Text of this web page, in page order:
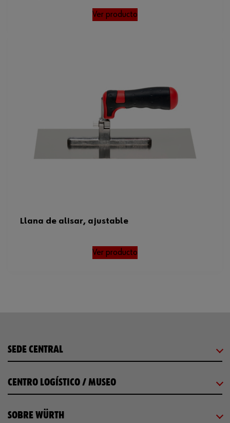
Ver producto
Llana de alisar, ajustable
Ver producto
SEDE CENTRAL
CENTRO LOGÍSTICO / MUSEO
SOBRE WÜRTH